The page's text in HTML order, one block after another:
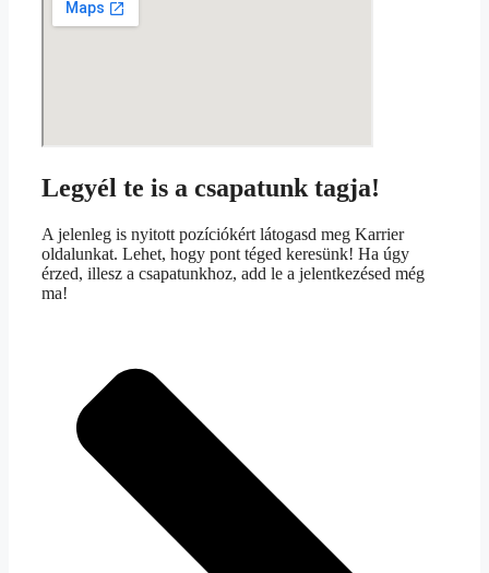
Legyél te is a csapatunk tagja!
A jelenleg is nyitott pozíciókért látogasd meg Karrier
oldalunkat. Lehet, hogy pont téged keresünk! Ha úgy
érzed, illesz a csapatunkhoz, add le a jelentkezésed még
ma!